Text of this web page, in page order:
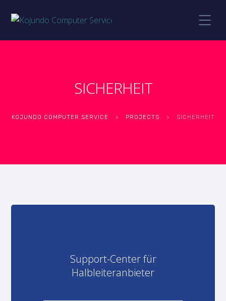
SICHERHEIT
KOJUNDO COMPUTER SERVICE > PROJECTS > SICHERHEIT
Support-Center für
Halbleiteranbieter